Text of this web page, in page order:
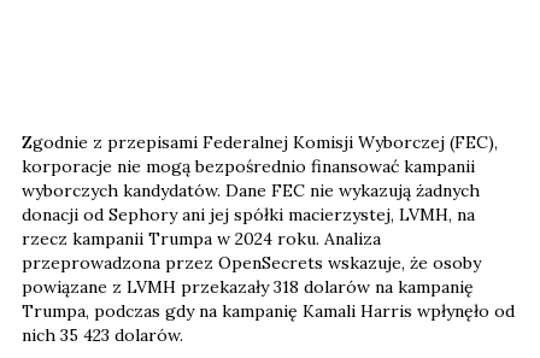
Zgodnie z przepisami Federalnej Komisji Wyborczej (FEC),
korporacje nie mogą bezpośrednio finansować kampanii
wyborczych kandydatów. Dane FEC nie wykazują żadnych
donacji od Sephory ani jej spółki macierzystej, LVMH, na
rzecz kampanii Trumpa w 2024 roku. Analiza
przeprowadzona przez OpenSecrets wskazuje, że osoby
powiązane z LVMH przekazały 318 dolarów na kampanię
Trumpa, podczas gdy na kampanię Kamali Harris wpłynęło od
nich 35 423 dolarów.